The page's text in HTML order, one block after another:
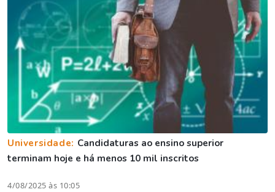
Universidade: Candidaturas ao ensino superior
terminam hoje e há menos 10 mil inscritos
4/08/2025 às 10:05